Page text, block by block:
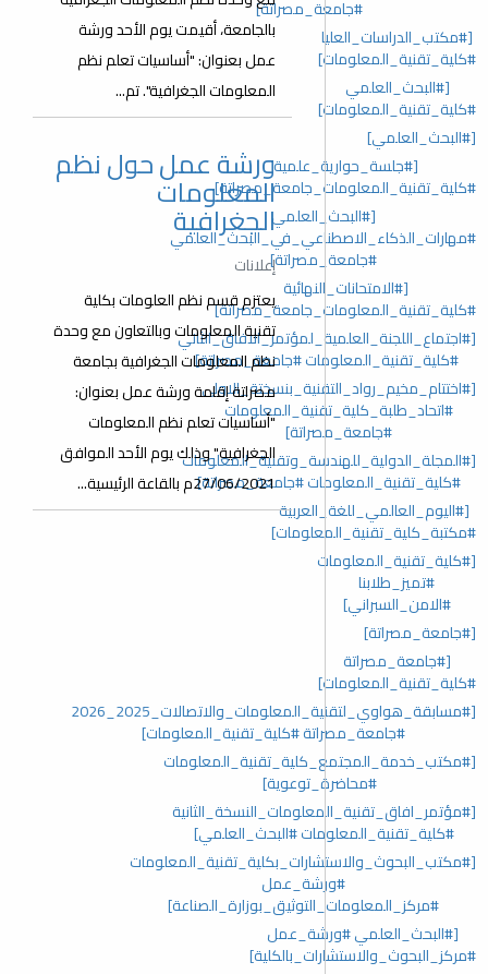
#جامعة_مصراتة]
[#مكتب_الدراسات_العليا
#كلية_تقنية_المعلومات]
[#البحث_العلمي
#كلية_تقنية_المعلومات]
[#البحث_العلمي]
[#جلسة_حوارية_علمية
#كلية_تقنية_المعلومات_جامعة_مصراتة]
[#البحث_العلمي
#مهارات_الذكاء_الاصطناعي_في_البحث_العلمي
#جامعة_مصراتة]
[#الامتحانات_النهائية
#كلية_تقنية_المعلومات_جامعة_مصراتة]
[#اجتماع_اللجنة_العلمية_لمؤتمر_الافاق_الثاني
#كلية_تقنية_المعلومات #جامعة_مصراتة]
[#اختتام_مخيم_رواد_التقنية_بنسختة_الاولى
#اتحاد_طلبة_كلية_تقنية_المعلومات
#جامعة_مصراتة]
[#المجلة_الدولية_للهندسة_وتقنية_المعلومات
#كلية_تقنية_المعلومات #جامعة_مصراتة]
[#اليوم_العالمي_للغة_العربية
#مكتبة_كلية_تقنية_المعلومات]
[#كلية_تقنية_المعلومات
#تميز_طلابنا
#الامن_السبراني]
[#جامعة_مصراتة]
[#جامعة_مصراتة
#كلية_تقنية_المعلومات]
[#مسابقة_هواوي_لتقنية_المعلومات_والاتصالات_2025_2026
#جامعة_مصراتة #كلية_تقنية_المعلومات]
[#مكتب_خدمة_المجتمع_كلية_تقنية_المعلومات
#محاضرة_توعوية]
[#مؤتمر_افاق_تقنية_المعلومات_النسخة_الثانية
#كلية_تقنية_المعلومات #البحث_العلمي]
[#مكتب_البحوث_والاستشارات_بكلية_تقنية_المعلومات
#ورشة_عمل
#مركز_المعلومات_التوثيق_بوزارة_الصناعة]
[#البحث_العلمي #ورشة_عمل
#مركز_البحوث_والاستشارات_بالكلية]
بالجامعة، أقيمت يوم الأحد ورشة
عمل بعنوان: "أساسيات تعلم نظم
المعلومات الجغرافية". تم...
ورشة عمل حول نظم
المعلومات
الجغرافية
إعلانات
يعتزم قسم نظم العلومات بكلية
تقنية المعلومات وبالتعاون مع وحدة
نظم المعلومات الجغرافية بجامعة
مصراتة إقامة ورشة عمل بعنوان:
"أساسيات تعلم نظم المعلومات
الجغرافية" وذلك يوم الأحد الموافق
27/06/2021م بالقاعة الرئيسية...